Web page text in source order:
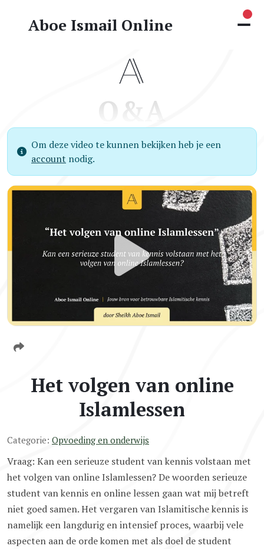
Aboe Ismail Online
Q&A
Om deze video te kunnen bekijken heb je een
account nodig.
Het volgen van online
Islamlessen
Categorie: Opvoeding en onderwijs
Vraag: Kan een serieuze student van kennis volstaan met
het volgen van online Islamlessen? De woorden serieuze
student van kennis en online lessen gaan wat mij betreft
niet goed samen. Het vergaren van Islamitische kennis is
namelijk een langdurig en intensief proces, waarbij vele
aspecten aan de orde komen met als doel de student